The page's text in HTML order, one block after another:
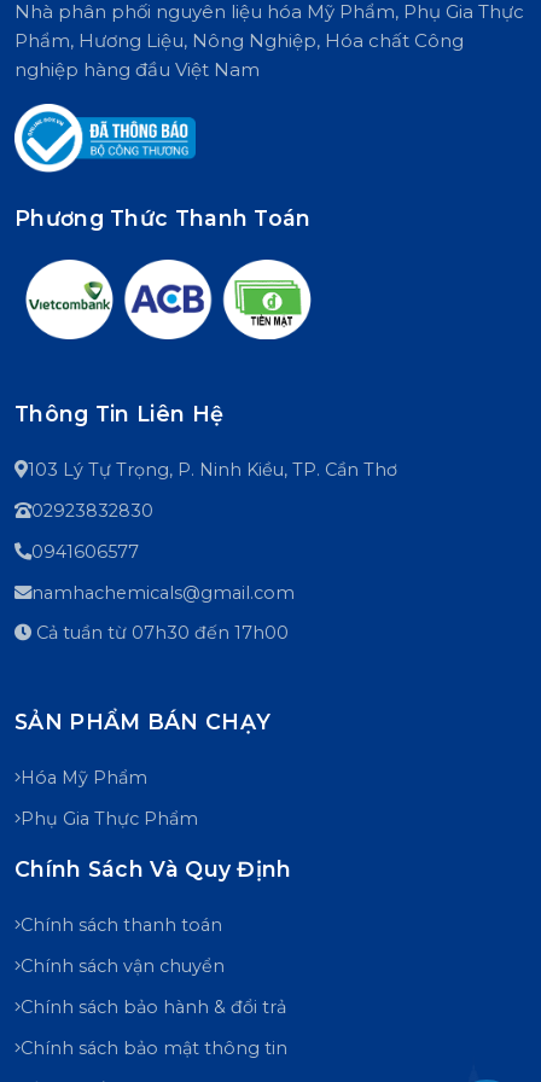
Nhà phân phối nguyên liệu hóa Mỹ Phẩm, Phụ Gia Thực
Phẩm, Hương Liệu, Nông Nghiệp, Hóa chất Công
nghiệp hàng đầu Việt Nam
Phương Thức Thanh Toán
Thông Tin Liên Hệ
103 Lý Tự Trọng, P. Ninh Kiều, TP. Cần Thơ
02923832830
0941606577
namhachemicals@gmail.com
Cả tuần từ 07h30 đến 17h00
SẢN PHẨM BÁN CHẠY
Hóa Mỹ Phẩm
Phụ Gia Thực Phẩm
Chính Sách Và Quy Định
Chính sách thanh toán
Chính sách vận chuyển
Chính sách bảo hành & đổi trả
Chính sách bảo mật thông tin